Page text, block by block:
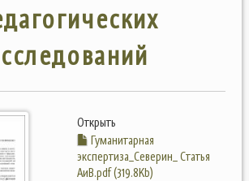
Открыть
Гуманитарная
экспертиза_Северин_ Статья
АиВ.pdf (319.8Kb)